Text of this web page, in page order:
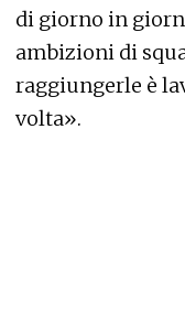
di giorno in
ambizioni di
raggiungerle è
volta».